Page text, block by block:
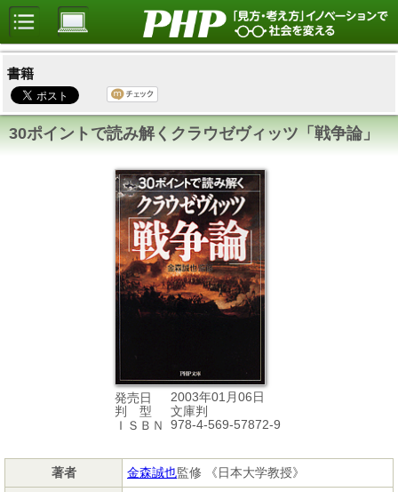
書籍
30ポイントで読み解くクラウゼヴィッツ「戦争論」
発売日
2003年01月06日
判 型
文庫判
ＩＳＢＮ
978-4-569-57872-9
著者 金森誠也監修 《日本大学教授》